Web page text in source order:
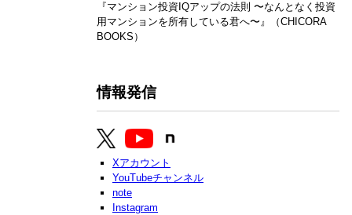
『マンション投資IQアップの法則 〜なんとなく投資
用マンションを所有している君へ〜』（CHICORA
BOOKS）
情報発信
Xアカウント
YouTubeチャンネル
note
Instagram